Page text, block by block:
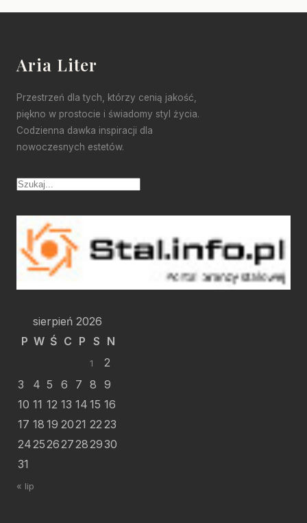
Aria Liter
Przestrzeń dla tych, którzy cenią jakość,
piękno w prostocie i świadomy styl życia.
Codzienna dawka inspiracji dla
nowoczesnych estetów.
sierpień 2026
P W Ś C P S N
1
2
3
4 5 6 7 8 9
10 11 12 13 14 15 16
17 18 19 2021 22 23
24252627282930
31
« lip